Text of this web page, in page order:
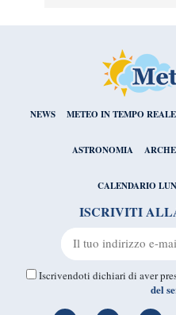
NEWS METEO IN TEMPO REALE
ASTRONOMIA
CALENDARIO
ISCRIVITI
Iscrivendoti dichiari di aver
del